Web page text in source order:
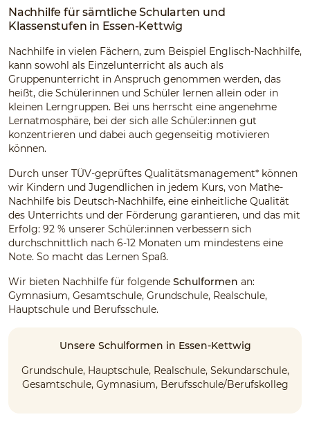
Nachhilfe für sämtliche Schularten und
Klassenstufen in Essen-Kettwig
Nachhilfe in vielen Fächern, zum Beispiel Englisch-Nachhilfe,
kann sowohl als Einzelunterricht als auch als
Gruppenunterricht in Anspruch genommen werden, das
heißt, die Schülerinnen und Schüler lernen allein oder in
kleinen Lerngruppen. Bei uns herrscht eine angenehme
Lernatmosphäre, bei der sich alle Schüler:innen gut
konzentrieren und dabei auch gegenseitig motivieren
können.
Durch unser TÜV-geprüftes Qualitätsmanagement* können
wir Kindern und Jugendlichen in jedem Kurs, von Mathe-
Nachhilfe bis Deutsch-Nachhilfe, eine einheitliche Qualität
des Unterrichts und der Förderung garantieren, und das mit
Erfolg: 92 % unserer Schüler:innen verbessern sich
durchschnittlich nach 6-12 Monaten um mindestens eine
Note. So macht das Lernen Spaß.
Wir bieten Nachhilfe für folgende Schulformen an:
Gymnasium, Gesamtschule, Grundschule, Realschule,
Hauptschule und Berufsschule.
Unsere Schulformen in Essen-Kettwig
Grundschule, Hauptschule, Realschule, Sekundarschule,
Gesamtschule, Gymnasium, Berufsschule/Berufskolleg